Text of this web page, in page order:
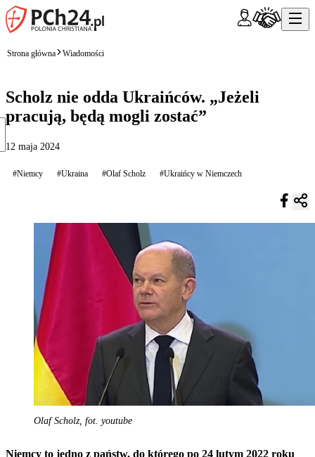
Strona główna Wiadomości
Scholz nie odda Ukraińców. „Jeżeli
pracują, będą mogli zostać”
12 maja 2024
#Niemcy #Ukraina #Olaf Scholz #Ukraińcy w Niemczech
Olaf Scholz, fot. youtube
Niemcy to jedno z państw, do którego po 24 lutym 2022 roku